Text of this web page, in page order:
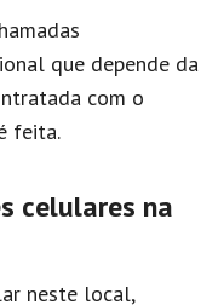
que depende da
com o
feita.
celulares na
neste local,